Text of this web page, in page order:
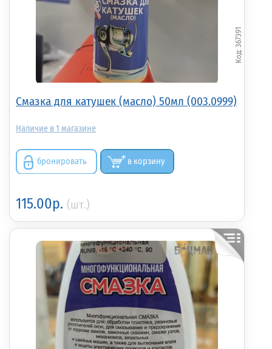
Смазка для катушек (масло) 50мл (003.0999)
367391
1
бронировать в корзину
115.00р. (шт.)